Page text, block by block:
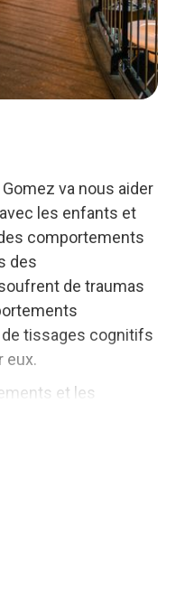
va nous aider
les enfants et
comportements
des
de traumas
tissages cognitifs
eux.
et les
pour répondre
mécanismes
avec un impact